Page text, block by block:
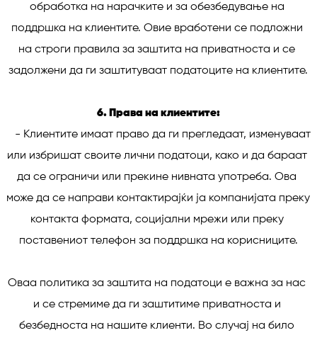
обработка на нарачките и за обезбедување на
поддршка на клиентите. Овие вработени се подложни
на строги правила за заштита на приватноста и се
задолжени да ги заштитуваат податоците на клиентите.
6. Права на клиентите:
или избришат своите лични податоци, како и да бараат
да се ограничи или прекине нивната употреба. Ова
може да се направи контактирајќи ја компанијата преку
контакта формата, социјални мрежи или преку
поставениот телефон за поддршка на корисниците.
Оваа политика за заштита на податоци е важна за нас
и се стремиме да ги заштитиме приватноста и
безбедноста на нашите клиенти. Во случај на било